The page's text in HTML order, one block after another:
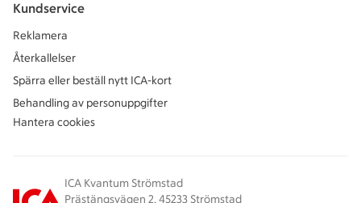
Kundservice
Reklamera
Återkallelser
Spärra eller beställ nytt ICA-kort
Behandling av personuppgifter
Hantera cookies
ICA Kvantum Strömstad
Prästängsvägen 2, 45233 Strömstad